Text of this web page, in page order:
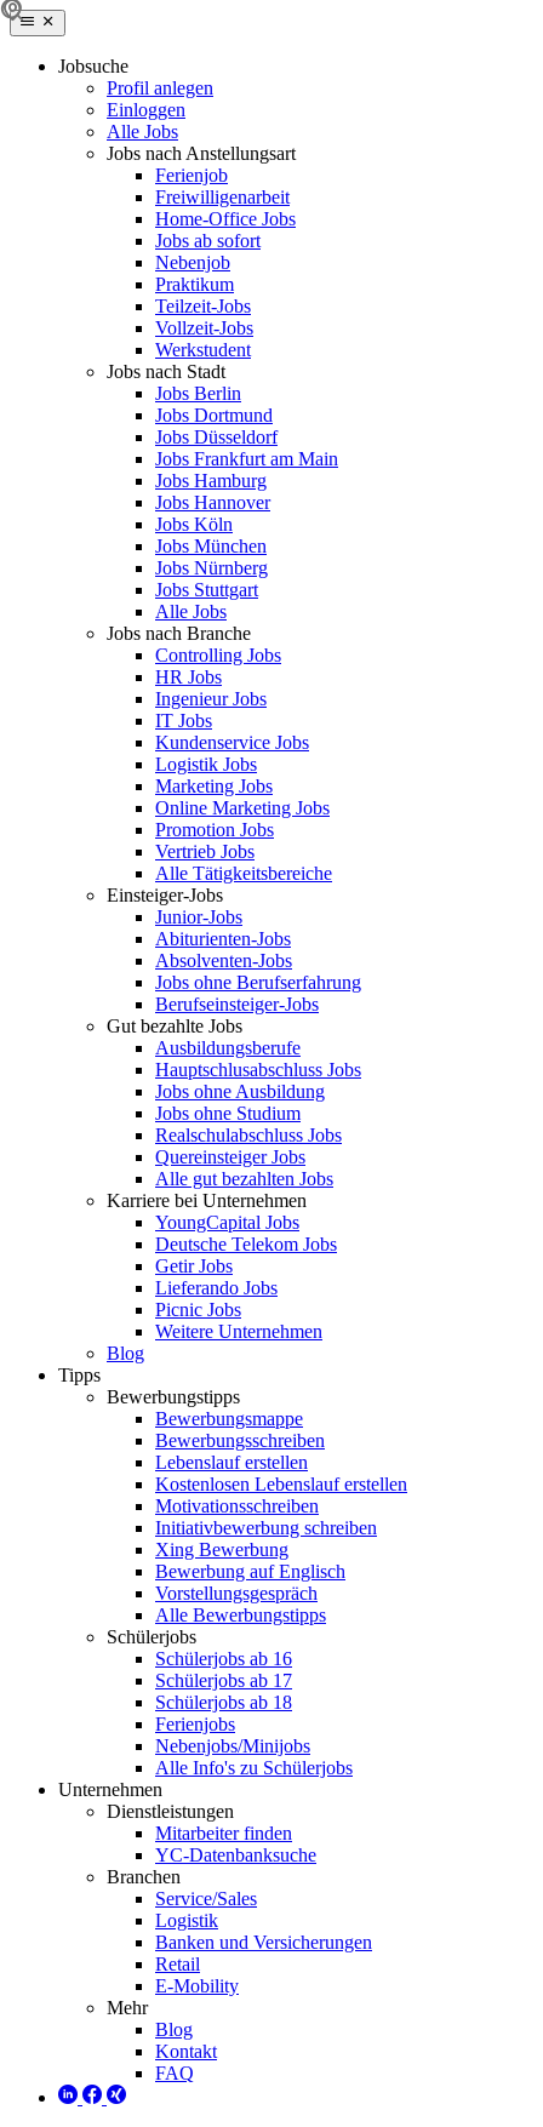
Jobsuche
Profil anlegen
Einloggen
Alle Jobs
Jobs nach Anstellungsart
Ferienjob
Freiwilligenarbeit
Home-Office Jobs
Jobs ab sofort
Nebenjob
Praktikum
Teilzeit-Jobs
Vollzeit-Jobs
Werkstudent
Jobs nach Stadt
Jobs Berlin
Jobs Dortmund
Jobs Düsseldorf
Jobs Frankfurt am Main
Jobs Hamburg
Jobs Hannover
Jobs Köln
Jobs München
Jobs Nürnberg
Jobs Stuttgart
Alle Jobs
Jobs nach Branche
Controlling Jobs
HR Jobs
Ingenieur Jobs
IT Jobs
Kundenservice Jobs
Logistik Jobs
Marketing Jobs
Online Marketing Jobs
Promotion Jobs
Vertrieb Jobs
Alle Tätigkeitsbereiche
Einsteiger-Jobs
Junior-Jobs
Abiturienten-Jobs
Absolventen-Jobs
Jobs ohne Berufserfahrung
Berufseinsteiger-Jobs
Gut bezahlte Jobs
Ausbildungsberufe
Hauptschlusabschluss Jobs
Jobs ohne Ausbildung
Jobs ohne Studium
Realschulabschluss Jobs
Quereinsteiger Jobs
Alle gut bezahlten Jobs
Karriere bei Unternehmen
YoungCapital Jobs
Deutsche Telekom Jobs
Getir Jobs
Lieferando Jobs
Picnic Jobs
Weitere Unternehmen
Blog
Tipps
Bewerbungstipps
Bewerbungsmappe
Bewerbungsschreiben
Lebenslauf erstellen
Kostenlosen Lebenslauf erstellen
Motivationsschreiben
Initiativbewerbung schreiben
Xing Bewerbung
Bewerbung auf Englisch
Vorstellungsgespräch
Alle Bewerbungstipps
Schülerjobs
Schülerjobs ab 16
Schülerjobs ab 17
Schülerjobs ab 18
Ferienjobs
Nebenjobs/Minijobs
Alle Info's zu Schülerjobs
Unternehmen
Dienstleistungen
Mitarbeiter finden
YC-Datenbanksuche
Branchen
Service/Sales
Logistik
Banken und Versicherungen
Retail
E-Mobility
Mehr
Blog
Kontakt
FAQ